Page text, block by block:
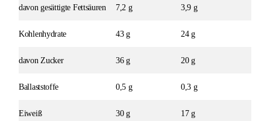
davon gesättigte Fettsäuren 7,2 g 3,9 g
Kohlenhydrate 43 g 24 g
davon Zucker 36 g 20 g
Ballaststoffe 0,5 g 0,3 g
Eiweiß 30 g 17 g